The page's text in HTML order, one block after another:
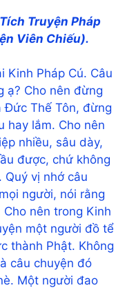
Truyện Pháp
Viên Chiếu).
Kinh Pháp Cú. Câu
ạ? Cho nên đừng
Đức Thế Tôn, đừng
hay lắm. Cho nên
nhiều, sâu dày,
được, chứ không
Quý vị nhớ câu
người, nói rằng
nên trong Kinh
một người đồ tể
thành Phật. Không
câu chuyện đó
Một người đao